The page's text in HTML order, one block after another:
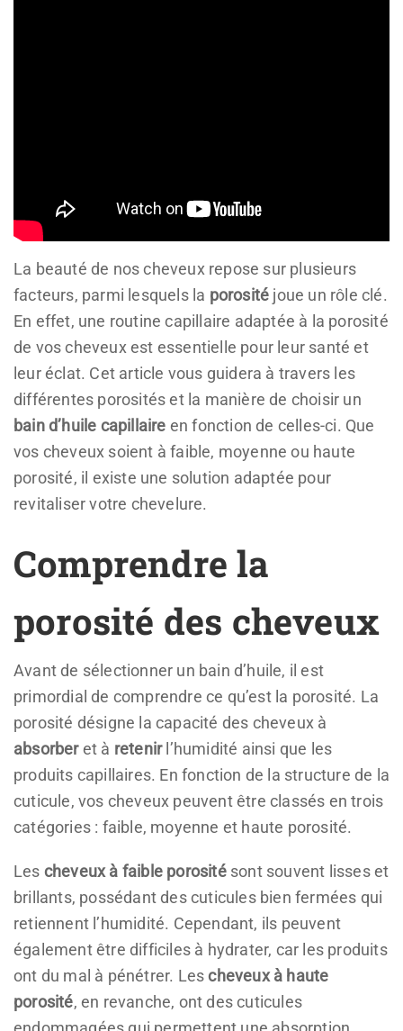
La beauté de nos cheveux repose sur plusieurs
facteurs, parmi lesquels la porosité joue un rôle clé.
En effet, une routine capillaire adaptée à la porosité
de vos cheveux est essentielle pour leur santé et
leur éclat. Cet article vous guidera à travers les
différentes porosités et la manière de choisir un
bain d’huile capillaire en fonction de celles-ci. Que
vos cheveux soient à faible, moyenne ou haute
porosité, il existe une solution adaptée pour
revitaliser votre chevelure.
Comprendre la
porosité des cheveux
Avant de sélectionner un bain d’huile, il est
primordial de comprendre ce qu’est la porosité. La
porosité désigne la capacité des cheveux à
absorberet à retenirl’humidité ainsi que les
produits capillaires. En fonction de la structure de la
cuticule, vos cheveux peuvent être classés en trois
catégories : faible, moyenne et haute porosité.
Les cheveux à faible porositésont souvent lisses et
brillants, possédant des cuticules bien fermées qui
retiennent l’humidité. Cependant, ils peuvent
également être difficiles à hydrater, car les produits
ont du mal à pénétrer. Lescheveux à haute
porosité, en revanche, ont des cuticules